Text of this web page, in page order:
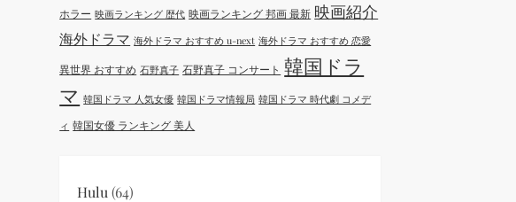
ホラー 映画ランキング 歴代 映画ランキング 邦画 最新 映画紹介
海外ドラマ 海外ドラマ おすすめ u-next 海外ドラマ おすすめ 恋愛
異世界 おすすめ 石野真子 石野真子 コンサート 韓国ドラ
マ 韓国ドラマ 人気女優 韓国ドラマ情報局 韓国ドラマ 時代劇 コメデ
ィ 韓国女優 ランキング 美人
Hulu (64)